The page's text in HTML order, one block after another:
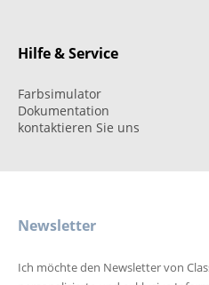
Hilfe & Service
Farbsimulator
Dokumentation
kontaktieren Sie uns
Newsletter
Ich möchte den Newsletter von